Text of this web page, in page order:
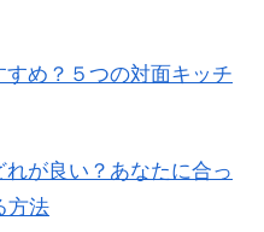
め？５つの対面キッチ
が良い？あなたに合っ
方法